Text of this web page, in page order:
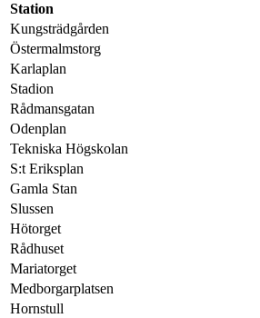
Station
Kungsträdgården
Östermalmstorg
Karlaplan
Stadion
Rådmansgatan
Odenplan
Tekniska Högskolan
S:t Eriksplan
Gamla Stan
Slussen
Hötorget
Rådhuset
Mariatorget
Medborgarplatsen
Hornstull